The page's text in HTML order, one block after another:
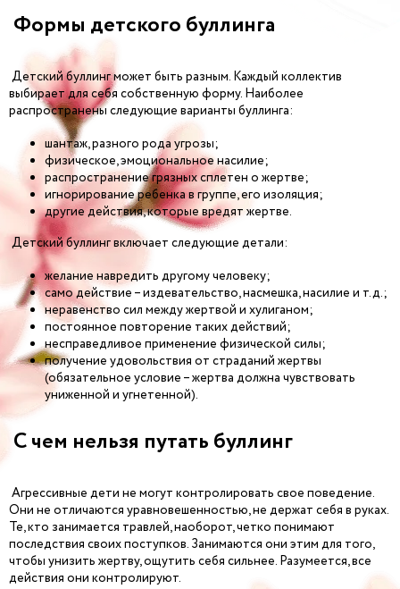
Формы детского буллинга
Детский буллинг может быть разным. Каждый коллектив
выбирает для себя собственную форму. Наиболее
распространены следующие варианты буллинга:
шантаж, разного рода угрозы;
физическое, эмоциональное насилие;
распространение грязных сплетен о жертве;
игнорирование ребенка в группе, его изоляция;
другие действия, которые вредят жертве.
Детский буллинг включает следующие детали:
желание навредить другому человеку;
само действие – издевательство, насмешка, насилие и т.д.;
неравенство сил между жертвой и хулиганом;
постоянное повторение таких действий;
несправедливое применение физической силы;
получение удовольствия от страданий жертвы
(обязательное условие – жертва должна чувствовать
униженной и угнетенной).
С чем нельзя путать буллинг
Агрессивные дети не могут контролировать свое поведение.
Они не отличаются уравновешенностью, не держат себя в руках.
Те, кто занимается травлей, наоборот, четко понимают
последствия своих поступков. Занимаются они этим для того,
чтобы унизить жертву, ощутить себя сильнее. Разумеется, все
действия они контролируют.